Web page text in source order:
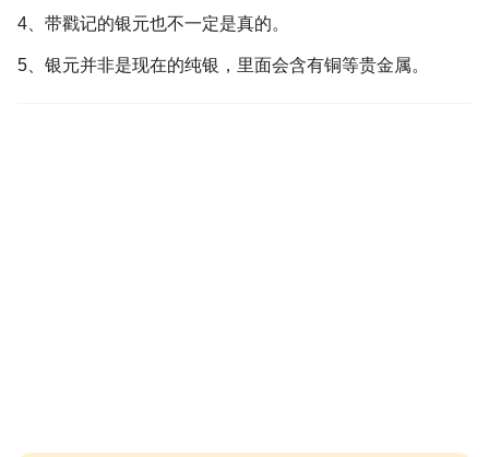
4、带戳记的银元也不一定是真的。
5、银元并非是现在的纯银，里面会含有铜等贵金属。